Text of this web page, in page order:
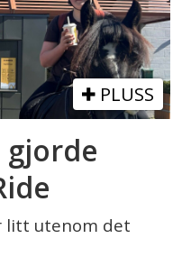
PLUSS
gjorde
litt utenom det